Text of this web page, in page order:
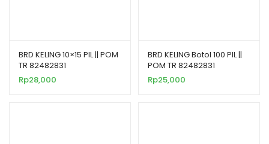
BRD KELING 10×15 PIL || POM
TR 82482831
Rp28,000
BRD KELING Botol 100 PIL ||
POM TR 82482831
Rp25,000